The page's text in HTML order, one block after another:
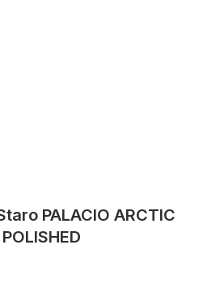
PALACIO ARCTIC